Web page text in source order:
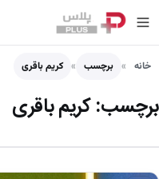
خانه برچسب کریم باقری
برچسب:کریم باقری